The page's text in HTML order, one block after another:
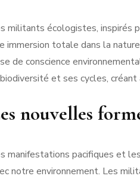
militants écologistes, inspirés
immersion totale dans la
de conscience
et ses cycles, créant
nouvelles
manifestations pacifiques et
notre environnement. Les